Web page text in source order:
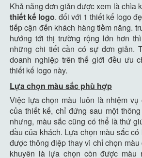
Khả năng đơn giản được xem là chìa
thiết kế logo. đối với 1 thiết kế logo
tiếp cận đến khách hàng tiềm năng.
hướng tới thị trường rộng lớn hơn
những chi tiết cần có sự đơn giản.
doanh nghiệp trên thế giới đều ưu
thiết kế logo này.
Lựa chọn màu sắc phù hợp
Việc lựa chọn màu luôn là nhiệm vụ
của thiết kế, chỉ đứng sau một
nhưng, màu sắc cũng có thể là thứ
đầu của khách. Lựa chọn màu sắc
được thông điệp thay vì chỉ chọn
khuyên là lựa chọn còn được màu